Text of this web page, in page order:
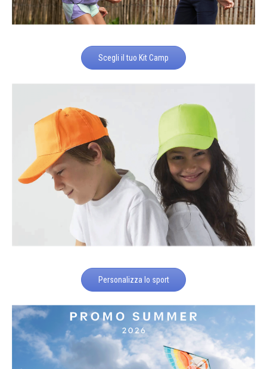
Scegli il tuo Kit Camp
Personalizza lo sport